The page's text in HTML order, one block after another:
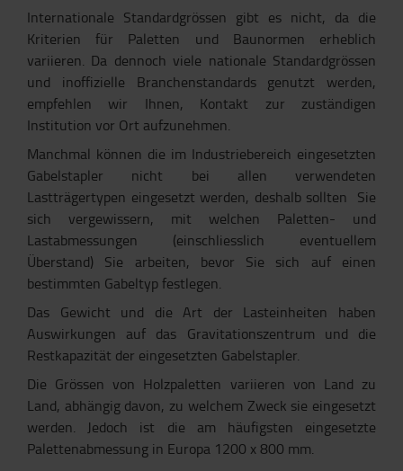
Internationale Standardgrössen gibt es nicht, da die
Kriterien für Paletten und Baunormen erheblich
variieren. Da dennoch viele nationale Standardgrössen
und inoffizielle Branchenstandards genutzt werden,
empfehlen wir Ihnen, Kontakt zur zuständigen
Institution vor Ort aufzunehmen.
Manchmal können die im Industriebereich eingesetzten
Gabelstapler nicht bei allen verwendeten
Lastträgertypen eingesetzt werden, deshalb sollten Sie
sich vergewissern, mit welchen Paletten- und
Lastabmessungen (einschliesslich eventuellem
Überstand) Sie arbeiten, bevor Sie sich auf einen
bestimmten Gabeltyp festlegen.
Das Gewicht und die Art der Lasteinheiten haben
Auswirkungen auf das Gravitationszentrum und die
Restkapazität der eingesetzten Gabelstapler.
Die Grössen von Holzpaletten variieren von Land zu
Land, abhängig davon, zu welchem Zweck sie eingesetzt
werden. Jedoch ist die am häufigsten eingesetzte
Palettenabmessung in Europa 1200 x 800 mm.